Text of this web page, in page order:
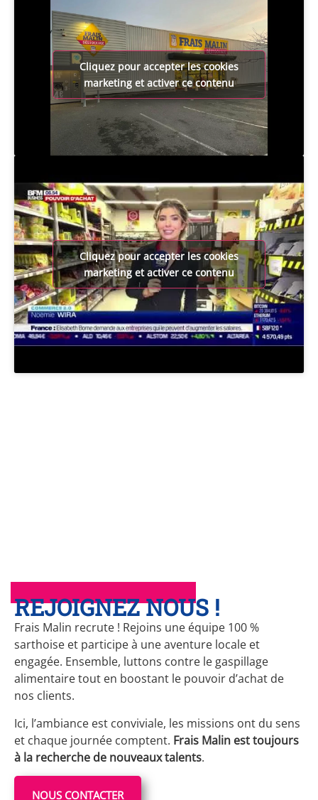
Cliquez pour accepter les cookies
marketing et activer ce contenu
Cliquez pour accepter les cookies
marketing et activer ce contenu
REJOIGNEZ NOUS !
Frais Malin recrute ! Rejoins une équipe 100 %
sarthoise et participe à une aventure locale et
engagée. Ensemble, luttons contre le gaspillage
alimentaire tout en boostant le pouvoir d’achat de
nos clients.
Ici, l’ambiance est conviviale, les missions ont du sens
et chaque journée comptent. Frais Malin est toujours
à la recherche de nouveaux talents.
NOUS CONTACTER